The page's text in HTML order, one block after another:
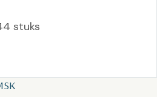
stuks